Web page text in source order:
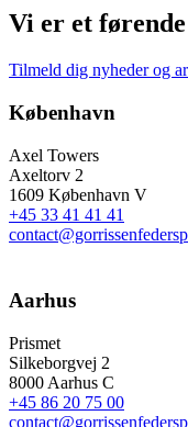
Vi er et
Tilmeld dig nyheder og
København
Axel Towers
Axeltorv 2
1609 København V
+45 33 41 41 41
Aarhus
Prismet
Silkeborgvej 2
8000 Aarhus C
+45 86 20 75 00